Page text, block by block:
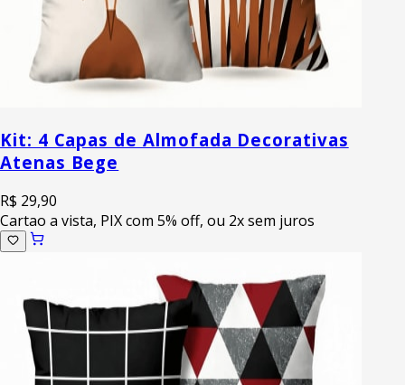
Kit: 4 Capas de Almofada Decorativas
Atenas Bege
R$ 29,90
Cartao a vista, PIX com 5% off, ou 2x sem juros